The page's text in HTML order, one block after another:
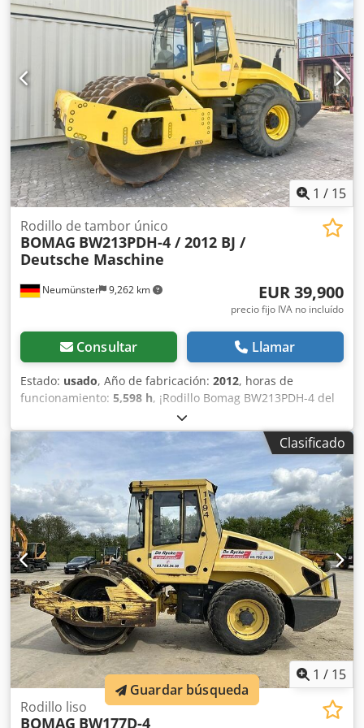
1 / 15
Neumünster 9,262 km
Rodillo de tambor único
BOMAG BW213PDH-4 / 2012 BJ /
Deutsche Maschine
EUR 39,900
precio fijo IVA no incluído
Consultar Llamar
Estado: usado, Año de fabricación: 2012, horas de
funcionamiento: 5,598 h, ¡Rodillo Bomag BW213PDH-4 del
año 2012 con solo 5.598 horas de trabajo! ----* Fabricante:
Bomag * Modelo: BW213PDH-4 * Año: 2012 * Horas de uso
registradas: aprox. 5.598 * Peso operativo: 13.100 KG * Aire
acondicionado * Máquina alemana * 119 kW * Motor
diésel Deutz * Más fotos y vídeo disponibles bajo solicitud
* Precio: 39.900 euros, neto + 19% IVA ----Para más
información, por favor llame: Erik Kortum: WhatsApp Kai
Kortum: WhatsApp Todos los datos son sin garantía;
sujetos a errores y venta previa. Dcsdpfx Aljyt Uirsaok
Clasificado
1 / 15
Rodillo liso
BOMAG BW177D-4
Guardar búsqueda